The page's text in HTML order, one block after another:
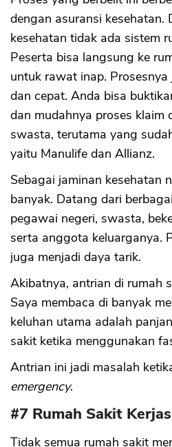
dengan asuransi kesehatan.
kesehatan tidak ada sistem
Peserta bisa langsung ke
untuk rawat inap. Prosesnya
dan cepat. Anda bisa
dan mudahnya proses klaim
swasta, terutama yang
yaitu Manulife dan Allianz.
Sebagai jaminan kesehatan
banyak. Datang dari
pegawai negeri, swasta,
serta anggota keluarganya.
juga menjadi daya tarik.
Akibatnya, antrian di rumah
Saya membaca di banyak
keluhan utama adalah
sakit ketika menggunakan
Antrian ini jadi masalah
emergency.
#7 Rumah Sakit
Tidak semua rumah sakit